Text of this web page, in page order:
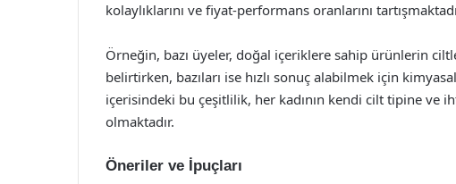
kolaylıklarını ve fiyat-performans oranlarını
Örneğin, bazı üyeler, doğal içeriklere sahip ürünlerin
belirtirken, bazıları ise hızlı sonuç alabilmek için
içerisindeki bu çeşitlilik, her kadının kendi cilt tipine ve
olmaktadır.
Öneriler ve İpuçları